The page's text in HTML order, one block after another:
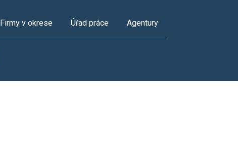
Firmy v okrese Úřad práce Agentury